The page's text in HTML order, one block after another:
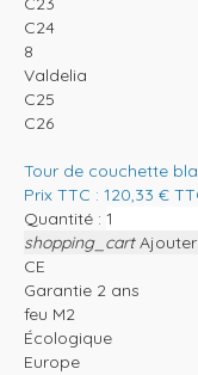
C24
8
Valdelia
C25
C26
Tour de couchette
Prix TTC : 120,33 €
Quantité :
shopping_cart
CE
Garantie 2 ans
feu M2
Écologique
Europe